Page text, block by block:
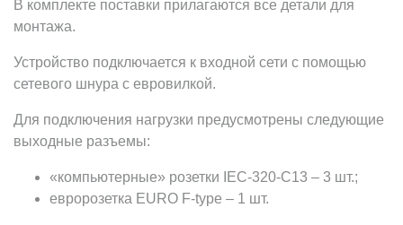
В комплекте поставки прилагаются все детали для
монтажа.
Устройство подключается к входной сети с помощью
сетевого шнура с евровилкой.
Для подключения нагрузки предусмотрены следующие
выходные разъемы:
«компьютерные» розетки IEC-320-C13 – 3 шт.;
евророзетка EURO F-type – 1 шт.